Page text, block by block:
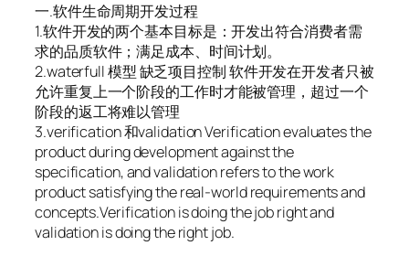
一.软件生命周期开发过程
1.软件开发的两个基本目标是：开发出符合消费者需
求的品质软件；满足成本、时间计划。
2.waterfull 模型 缺乏项目控制 软件开发在开发者只被
允许重复上一个阶段的工作时才能被管理，超过一个
阶段的返工将难以管理
3.verification 和validation Verification evaluates the
product during development against the
specification, and validation refers to the work
product satisfying the real-world requirements and
concepts.Verification is doing the job right and
validation is doing the right job.